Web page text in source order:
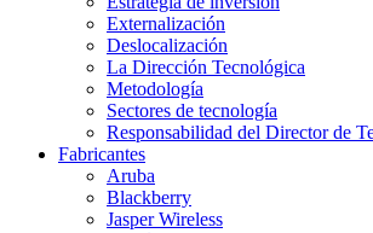
Externalización
Deslocalización
La Dirección Tecnológica
Metodología
Sectores de tecnología
Responsabilidad del Director de
Fabricantes
Aruba
Blackberry
Jasper Wireless